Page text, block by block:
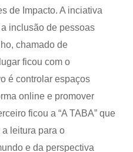
de Impacto. A inciativa
inclusão de pessoas
chamado de
ficou com o
é controlar espaços
online e promover
ficou a “A TABA” que
leitura para o
e da perspectiva